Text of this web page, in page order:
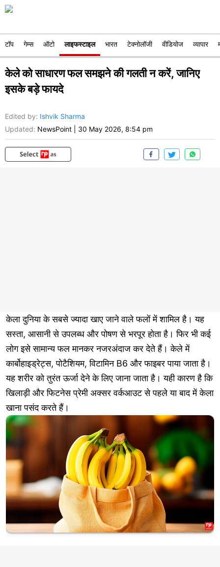
टॉप गेम्स ऑटो लाइफस्टाइल भारत टेक्नोलॉजी वीडियोज व्यापार
केले को साधारण फल समझने की गलती न करें, जानिए
इसके बड़े फायदे
Edited by: Ishvik Sharma
Updated: NewsPoint 30 May 2026, 8:54 pm
केला दुनिया के सबसे ज्यादा खाए जाने वाले फलों में शामिल है। यह
सस्ता, आसानी से उपलब्ध और पोषण से भरपूर होता है। फिर भी कई
लोग इसे सामान्य फल मानकर नजरअंदाज कर देते हैं। केले में
कार्बोहाइड्रेट्स, पोटैशियम, विटामिन B6 और फाइबर पाया जाता है।
यह शरीर को तुरंत ऊर्जा देने के लिए जाना जाता है। यही कारण है कि
खिलाड़ी और फिटनेस प्रेमी अक्सर वर्कआउट से पहले या बाद में केला
खाना पसंद करते हैं।